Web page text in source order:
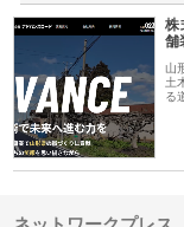
株
舗
山
土
る